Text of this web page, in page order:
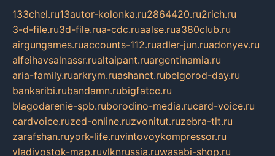
133chel.ru13autor-kolonka.ru2864420.ru2rich.ru
3-d-file.ru3d-file.rua-cdc.ruaalse.rua380club.ru
airgungames.ruaccounts-112.ruadler-jun.ruadonyev.ru
alfeihavsalnassr.rualtaipant.ruargentinamia.ru
aria-family.ruarkrym.ruashanet.rubelgorod-day.ru
bankaribi.rubandamn.rubigfatcc.ru
blagodarenie-spb.ruborodino-media.rucard-voice.ru
cardvoice.ruzed-online.ruzvonitut.ruzebra-tlt.ru
zarafshan.ruyork-life.ruvintovoykompressor.ru
vladivostok-map.ruvlknrussia.ruwasabi-shop.ru